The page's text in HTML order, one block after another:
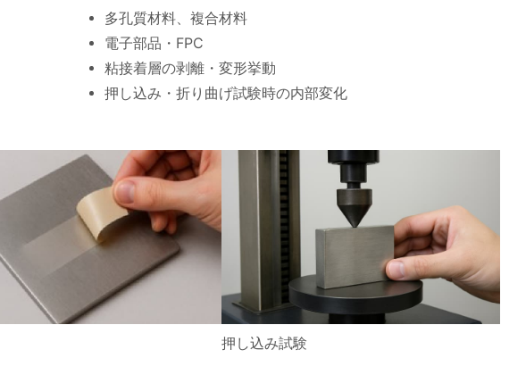
多孔質材料、複合材料
電子部品・FPC
粘接着層の剥離・変形挙動
押し込み・折り曲げ試験時の内部変化
押し込み試験